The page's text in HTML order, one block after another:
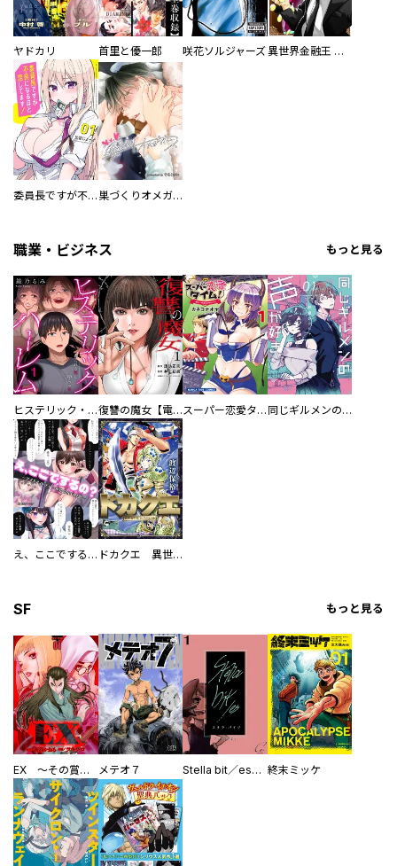
ヤドカリ 首里と優一郎 咲花ソルジャーズ 異世界金融王 ～クローネ・ゴルディオンの覇道～
委員長ですが不良になるほど恋してます！ 巣づくりオメガバース
職業・ビジネス もっと見る
ヒステリック・ハーレム～搾られる男と堕ちる女～【電子単行本版】 復讐の魔女【電子単行本版】 スーパー恋愛タイム！～現場でドＳな彼女は自宅でデレる～ 同じギルメンの声が好き
え、ここでするの？ アイドルのファンが知らない日常 ドカクエ 異世界ドカコッククエスト
SF もっと見る
EX ～その賞金稼ぎは、世界の出口を探す～【単行本版】 メテオ７ Stella bit／es【単話版】 終末ミッケ